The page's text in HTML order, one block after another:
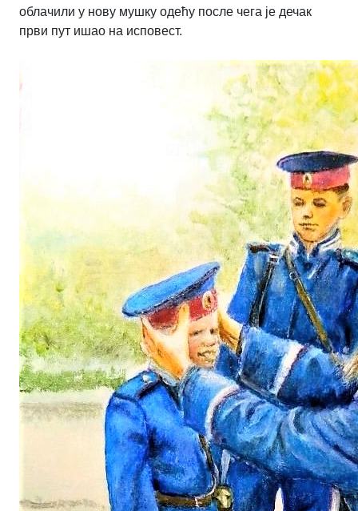
облачили у нову мушку одећу после чега је дечак
први пут ишао на исповест.